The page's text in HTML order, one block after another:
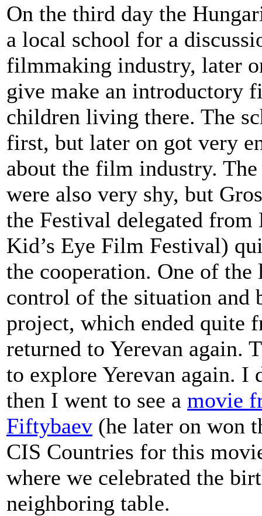
On the third day the
a local school for a
filmmaking industry, later
give make an introductory
children living there. The
first, but later on got very
about the film industry.
were also very shy, but
the Festival delegated
Kid’s Eye Film Festival)
the cooperation. One of
control of the situation and
project, which ended quite
returned to Yerevan again.
to explore Yerevan again. I
then I went to see a movie
Fiftybaev (he later on won
CIS Countries for this
where we celebrated the
neighboring table.